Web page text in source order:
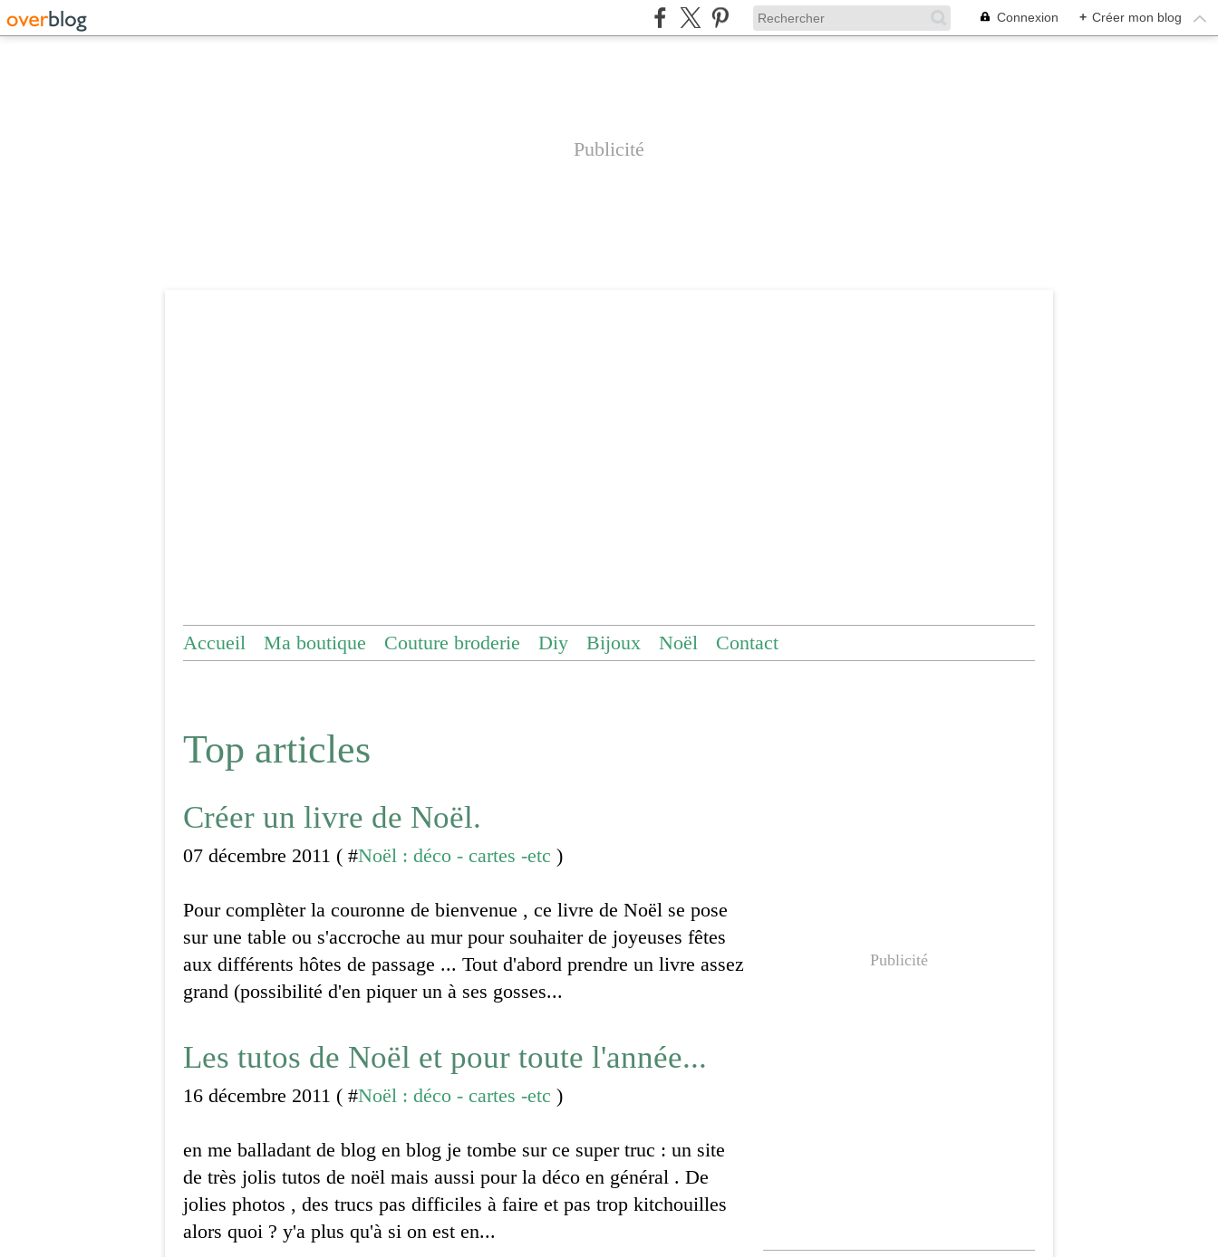
Connexion + Créer mon blog
Publicité
Accueil Ma boutique Couture broderie Diy Bijoux Noël Contact
Top articles
Créer un livre de Noël.
07 décembre 2011 ( #Noël : déco - cartes -etc )
Pour complèter la couronne de bienvenue , ce livre de Noël se pose
sur une table ou s'accroche au mur pour souhaiter de joyeuses fêtes
aux différents hôtes de passage ... Tout d'abord prendre un livre assez
grand (possibilité d'en piquer un à ses gosses...
Les tutos de Noël et pour toute l'année...
16 décembre 2011 ( #Noël : déco - cartes -etc )
en me balladant de blog en blog je tombe sur ce super truc : un site
de très jolis tutos de noël mais aussi pour la déco en général . De
jolies photos , des trucs pas difficiles à faire et pas trop kitchouilles
alors quoi ? y'a plus qu'à si on est en...
Publicité